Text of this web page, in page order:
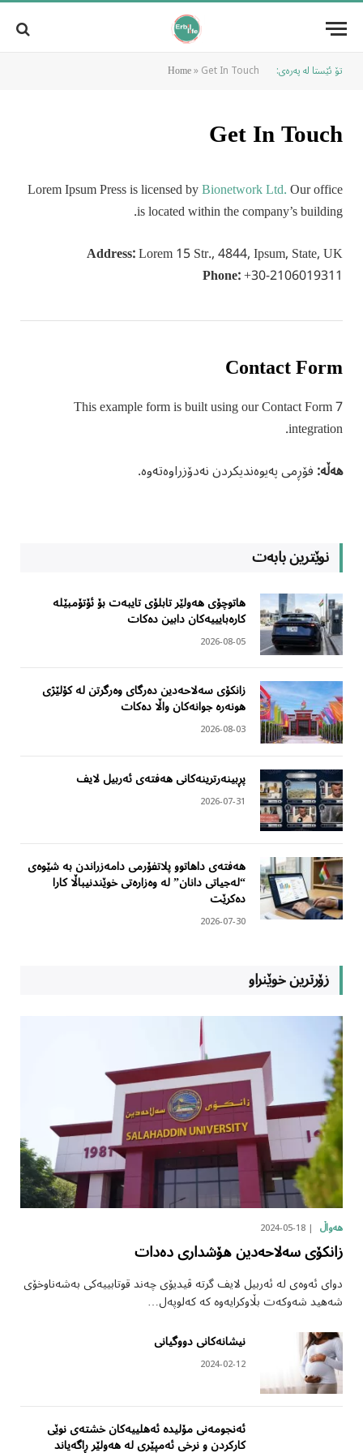
تۆ ئێستا لە پەرەی: Home»Get In Touch
Get In Touch
Lorem Ipsum Press is licensed byBionetwork Ltd.Our office
is located within the company’s building.
Address:Lorem 15 Str., 4844, Ipsum, State, UK
Phone:+30-2106019311
Contact Form
This example form is built using our Contact Form 7
integration.
هەڵە: فۆڕمی پەیوەندیکردن نەدۆزراوەتەوە.
نوێترین بابەت
هاتوچۆی هەولێر تابلۆی تایبەت بۆ ئۆتۆمبێلە
کارەبایییەکان دابین دەکات
2026-08-05
زانکۆی سەلاحەدین دەرگای وەرگرتن لە کۆلێژی
هونەرە جوانەکان واڵا دەکات
2026-08-03
پڕبینەرترینەکانی هەفتەی ئەربیل لایف
2026-07-31
هەفتەی داهاتوو پلاتفۆرمی دامەزراندن بە شێوەی
“لەجیاتی دانان” لە وەزارەتی خوێندنیباڵا کارا
دەکرێت
2026-07-30
زۆرترین خوێنراو
هەواڵ 2024-05-18
زانکۆی سەلاحەدین هۆشداری دەدات
دوای ئەوەی لە ئەربیل لایف گرتە ڤیدیۆی چەند قوتابییەکی بەشەناوخۆی
شەهید شەوکەت بڵاوکرایەوە کە کەلوپەل…
نیشانەکانی دووگیانی
2024-02-12
ئەنجومەنی مۆلیدە ئەهلییەکان خشتەی نوێی
کارکردن و نرخی ئەمپێری لە هەولێر ڕاگەیاند